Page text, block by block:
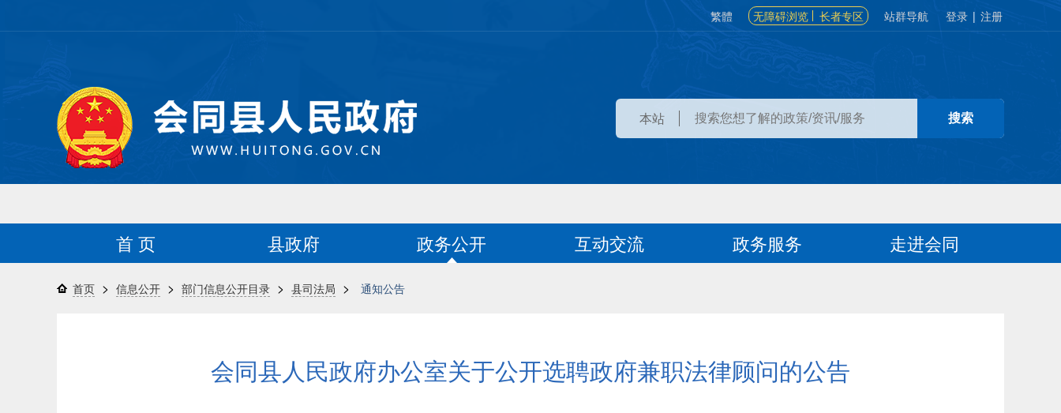
繁體 无障碍浏览 长者专区 站群导航 登录 | 注册
本站
首 页 县政府 政务公开 互动交流 政务服务 走进会同
首页 > 信息公开 > 部门信息公开目录 > 县司法局 > 通知公告
会同县人民政府办公室关于公开选聘政府兼职法律顾问的公告